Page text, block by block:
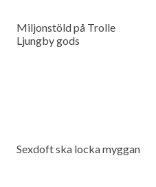
Miljonstöld på Trolle
Ljungby gods
Sexdoft ska locka myggan